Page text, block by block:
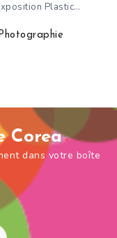
Plastic…
Corea
dans votre boîte